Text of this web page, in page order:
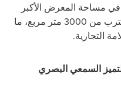
في مساحة المعرض الأكبر
على الإطلاق ، في مساحة ضخمة تقترب من 3000 متر مربع، ما
التجارية.
السمعي البصري